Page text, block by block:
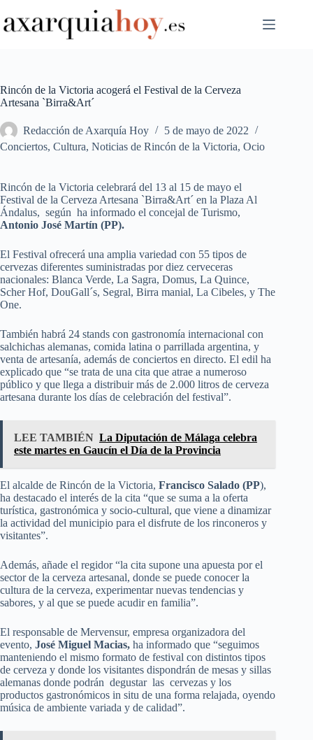
al
contenido
Rincón de la Victoria acogerá el Festival de la Cerveza
Artesana `Birra&Art´
Redacción de Axarquía Hoy
5 de mayo de 2022
Conciertos, Cultura, Noticias de Rincón de la Victoria, Ocio
Rincón de la Victoria celebrará del 13 al 15 de mayo el
Festival de la Cerveza Artesana `Birra&Art´ en la Plaza Al
Ándalus, según ha informado el concejal de Turismo,
Antonio José Martín (PP).
El Festival ofrecerá una amplia variedad con 55 tipos de
cervezas diferentes suministradas por diez cerveceras
nacionales: Blanca Verde, La Sagra, Domus, La Quince,
Scher Hof, DouGall´s, Segral, Birra manial, La Cibeles, y The
One.
También habrá 24 stands con gastronomía internacional con
salchichas alemanas, comida latina o parrillada argentina, y
venta de artesanía, además de conciertos en directo. El edil ha
explicado que “se trata de una cita que atrae a numeroso
público y que llega a distribuir más de 2.000 litros de cerveza
artesana durante los días de celebración del festival”.
LEE TAMBIÉN La Diputación de Málaga celebra
este martes en Gaucín el Día de la Provincia
El alcalde de Rincón de la Victoria, Francisco Salado (PP),
ha destacado el interés de la cita “que se suma a la oferta
turística, gastronómica y socio-cultural, que viene a dinamizar
la actividad del municipio para el disfrute de los rinconeros y
visitantes”.
Además, añade el regidor “la cita supone una apuesta por el
sector de la cerveza artesanal, donde se puede conocer la
cultura de la cerveza, experimentar nuevas tendencias y
sabores, y al que se puede acudir en familia”.
El responsable de Mervensur, empresa organizadora del
evento, José Miguel Macias, ha informado que “seguimos
manteniendo el mismo formato de festival con distintos tipos
de cerveza y donde los visitantes dispondrán de mesas y sillas
alemanas donde podrán degustar las cervezas y los
productos gastronómicos in situ de una forma relajada, oyendo
música de ambiente variada y de calidad”.